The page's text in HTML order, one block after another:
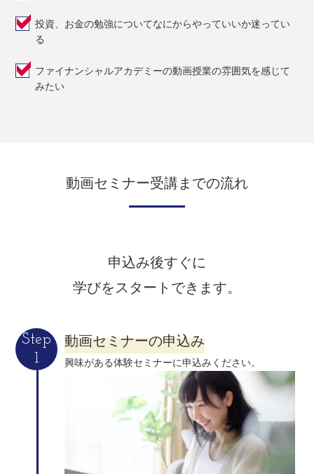
投資、お金の勉強についてなにからやっていいか迷ってい
る
ファイナンシャルアカデミーの動画授業の雰囲気を感じて
みたい
動画セミナー受講までの流れ
申込み後すぐに
学びをスタートできます。
Step
1
動画セミナーの申込み
興味がある体験セミナーに申込みください。